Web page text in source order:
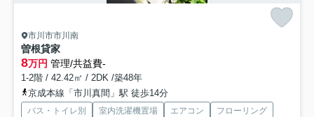
市川市市川南
曽根貸家
8万円 管理/共益費-
1-2階 / 42.42㎡ / 2DK /築48年
京成本線「市川真間」駅 徒歩14分
バス・トイレ別 室内洗濯機置場 エアコン
フローリング